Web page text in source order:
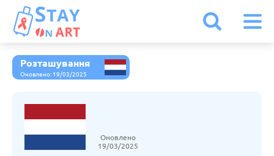
Розташування
Оновлено: 19/03/2025
Оновлено
19/03/2025
Іспанія
Австрія